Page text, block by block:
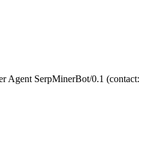
Agent SerpMinerBot/0.1 (contact: